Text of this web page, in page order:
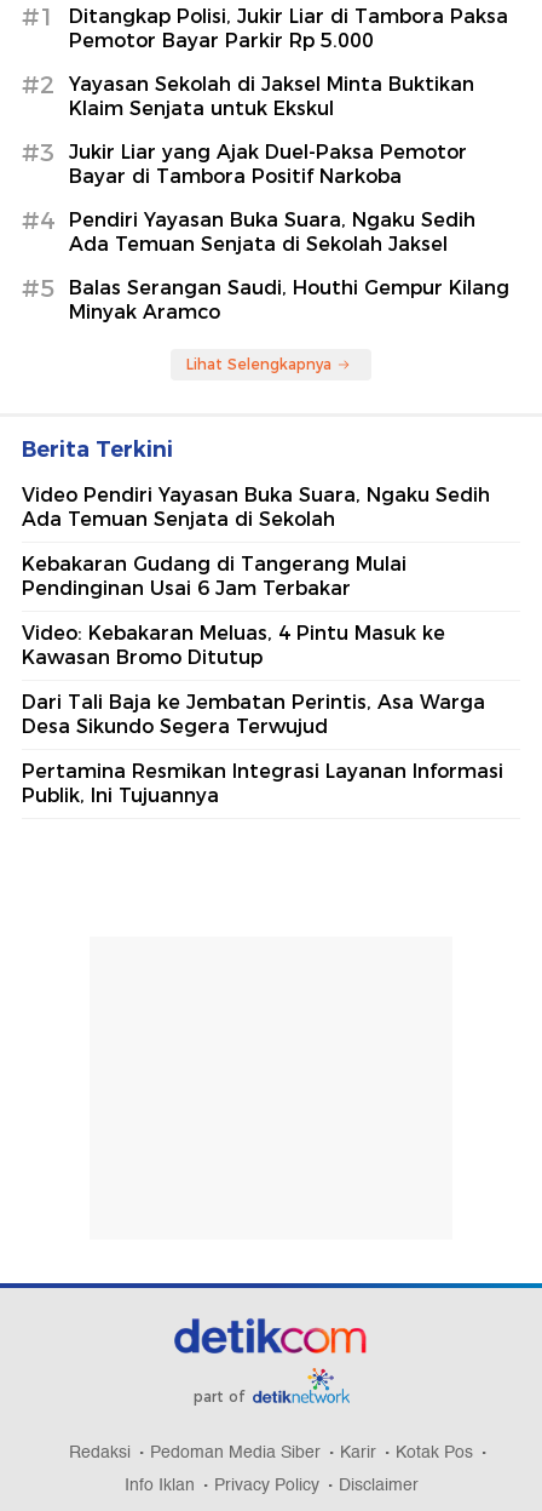
#1
Ditangkap Polisi, Jukir Liar di Tambora Paksa
Pemotor Bayar Parkir Rp 5.000
#2
Yayasan Sekolah di Jaksel Minta Buktikan
Klaim Senjata untuk Ekskul
#3
Jukir Liar yang Ajak Duel-Paksa Pemotor
Bayar di Tambora Positif Narkoba
#4
Pendiri Yayasan Buka Suara, Ngaku Sedih
Ada Temuan Senjata di Sekolah Jaksel
#5
Balas Serangan Saudi, Houthi Gempur Kilang
Minyak Aramco
Lihat Selengkapnya
Berita Terkini
Video Pendiri Yayasan Buka Suara, Ngaku Sedih
Ada Temuan Senjata di Sekolah
Kebakaran Gudang di Tangerang Mulai
Pendinginan Usai 6 Jam Terbakar
Video: Kebakaran Meluas, 4 Pintu Masuk ke
Kawasan Bromo Ditutup
Dari Tali Baja ke Jembatan Perintis, Asa Warga
Desa Sikundo Segera Terwujud
Pertamina Resmikan Integrasi Layanan Informasi
Publik, Ini Tujuannya
part of
Redaksi Pedoman Media Siber Karir
Kotak Pos
Info Iklan
Privacy Policy Disclaimer